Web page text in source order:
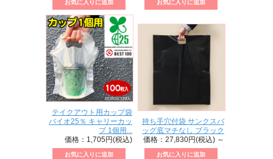
テイクアウト用カップ袋
バイオ25％ キャリーカッ
プ 1個用...
価格：1,705円(税込)
持ち手穴付袋 サンクスバ
ッグ底マチなし ブラック
価格：27,830円(税込) ～